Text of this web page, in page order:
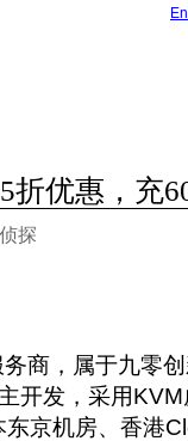
折优惠，充
探
商，属于九零
开发，采用
京机房、香港